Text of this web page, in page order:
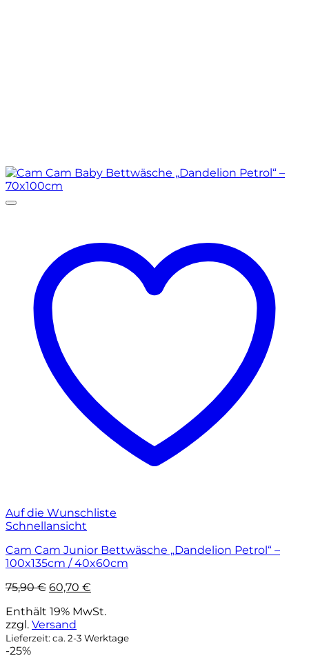
Auf die Wunschliste
Schnellansicht
Cam Cam Junior Bettwäsche „Dandelion Petrol“ –
100x135cm / 40x60cm
75,90€ Ursprünglicher
war:
75,90 €
60,70 €
ist:
Enthält 19% MwSt.
zzgl. Versand
Lieferzeit: ca. 2-3 Werktage
-25%